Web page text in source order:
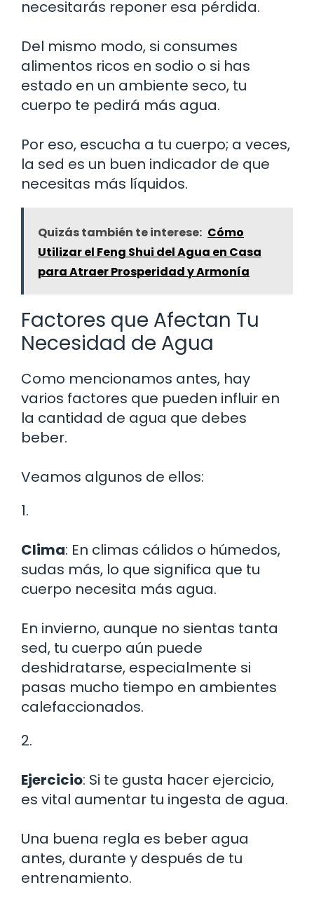
necesitarás reponer esa pérdida.
Del mismo modo, si consumes
alimentos ricos en sodio o si has
estado en un ambiente seco, tu
cuerpo te pedirá más agua.
Por eso, escucha a tu cuerpo; a veces,
la sed es un buen indicador de que
necesitas más líquidos.
Quizás también te interese: Cómo
Utilizar el Feng Shui del Agua en Casa
para Atraer Prosperidad y Armonía
Factores que Afectan Tu
Necesidad de Agua
Como mencionamos antes, hay
varios factores que pueden influir en
la cantidad de agua que debes
beber.
Veamos algunos de ellos:
1.
Clima: En climas cálidos o húmedos,
sudas más, lo que significa que tu
cuerpo necesita más agua.
En invierno, aunque no sientas tanta
sed, tu cuerpo aún puede
deshidratarse, especialmente si
pasas mucho tiempo en ambientes
calefaccionados.
2.
Ejercicio: Si te gusta hacer ejercicio,
es vital aumentar tu ingesta de agua.
Una buena regla es beber agua
antes, durante y después de tu
entrenamiento.